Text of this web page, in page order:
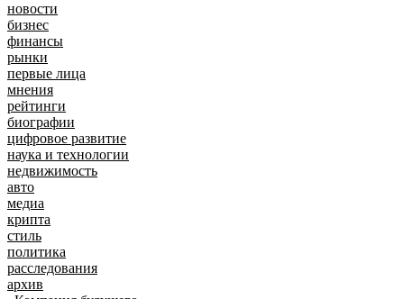
новости
бизнес
финансы
рынки
первые лица
мнения
рейтинги
биографии
цифровое развитие
наука и технологии
недвижимость
авто
медиа
крипта
стиль
политика
расследования
архив